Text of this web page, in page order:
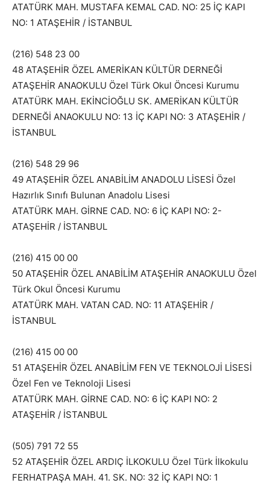
ATATÜRK MAH. MUSTAFA KEMAL CAD. NO: 25 İÇ KAPI
NO: 1 ATAŞEHİR / İSTANBUL
(216) 548 23 00
48 ATAŞEHİR ÖZEL AMERİKAN KÜLTÜR DERNEĞİ
ATAŞEHİR ANAOKULU Özel Türk Okul Öncesi Kurumu
ATATÜRK MAH. EKİNCİOĞLU SK. AMERİKAN KÜLTÜR
DERNEĞİ ANAOKULU NO: 13 İÇ KAPI NO: 3 ATAŞEHİR /
İSTANBUL
(216) 548 29 96
49 ATAŞEHİR ÖZEL ANABİLİM ANADOLU LİSESİ Özel
Hazırlık Sınıfı Bulunan Anadolu Lisesi
ATATÜRK MAH. GİRNE CAD. NO: 6 İÇ KAPI NO: 2-
ATAŞEHİR / İSTANBUL
(216) 415 00 00
50 ATAŞEHİR ÖZEL ANABİLİM ATAŞEHİR ANAOKULU Özel
Türk Okul Öncesi Kurumu
ATATÜRK MAH. VATAN CAD. NO: 11 ATAŞEHİR /
İSTANBUL
(216) 415 00 00
51 ATAŞEHİR ÖZEL ANABİLİM FEN VE TEKNOLOJİ LİSESİ
Özel Fen ve Teknoloji Lisesi
ATATÜRK MAH. GİRNE CAD. NO: 6 İÇ KAPI NO: 2
ATAŞEHİR / İSTANBUL
(505) 791 72 55
52 ATAŞEHİR ÖZEL ARDIÇ İLKOKULU Özel Türk İlkokulu
FERHATPAŞA MAH. 41. SK. NO: 32 İÇ KAPI NO: 1